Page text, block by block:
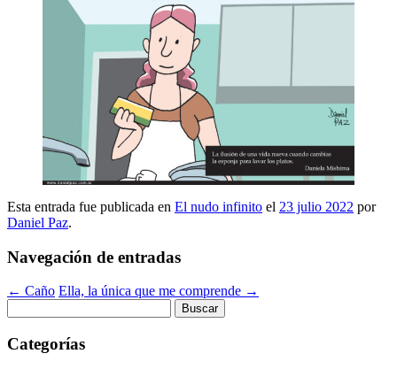
Esta entrada fue publicada en El nudo infinito el 23 julio 2022 por
Daniel Paz.
Navegación de entradas
← Caño Ella, la única que me comprende →
Categorías